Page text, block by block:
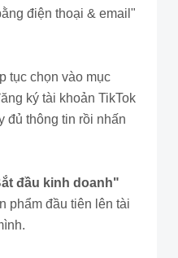
điện thoại & email"
tục chọn vào mục
ký tài khoản TikTok
đủ thông tin rồi nhấn
đầu kinh doanh"
phẩm đầu tiên lên tài